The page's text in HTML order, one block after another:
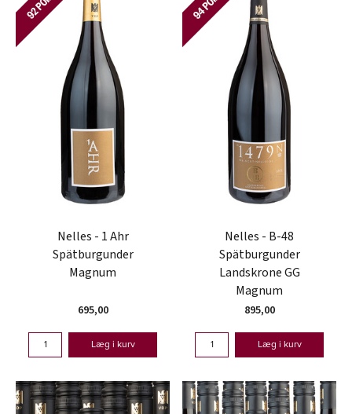
Nelles - 1 Ahr
Spätburgunder
Magnum
695,00
Læg i kurv
Nelles - B-48
Spätburgunder
Landskrone GG
Magnum
895,00
Læg i kurv